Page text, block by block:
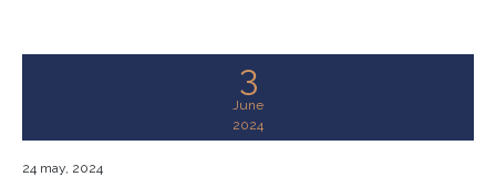
3
June
2024
24 may, 2024